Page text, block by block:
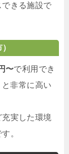
きる施設で
〜で利用でき
と非常に高い
充実した環境
。